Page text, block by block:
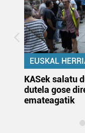
EUSKAL
KASek salatu
dutela gose
emateagatik